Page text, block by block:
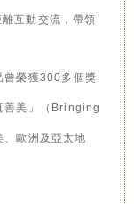
互動交流，帶領
曾榮獲300多個獎
善美」（Bringing
、歐洲及亞太地